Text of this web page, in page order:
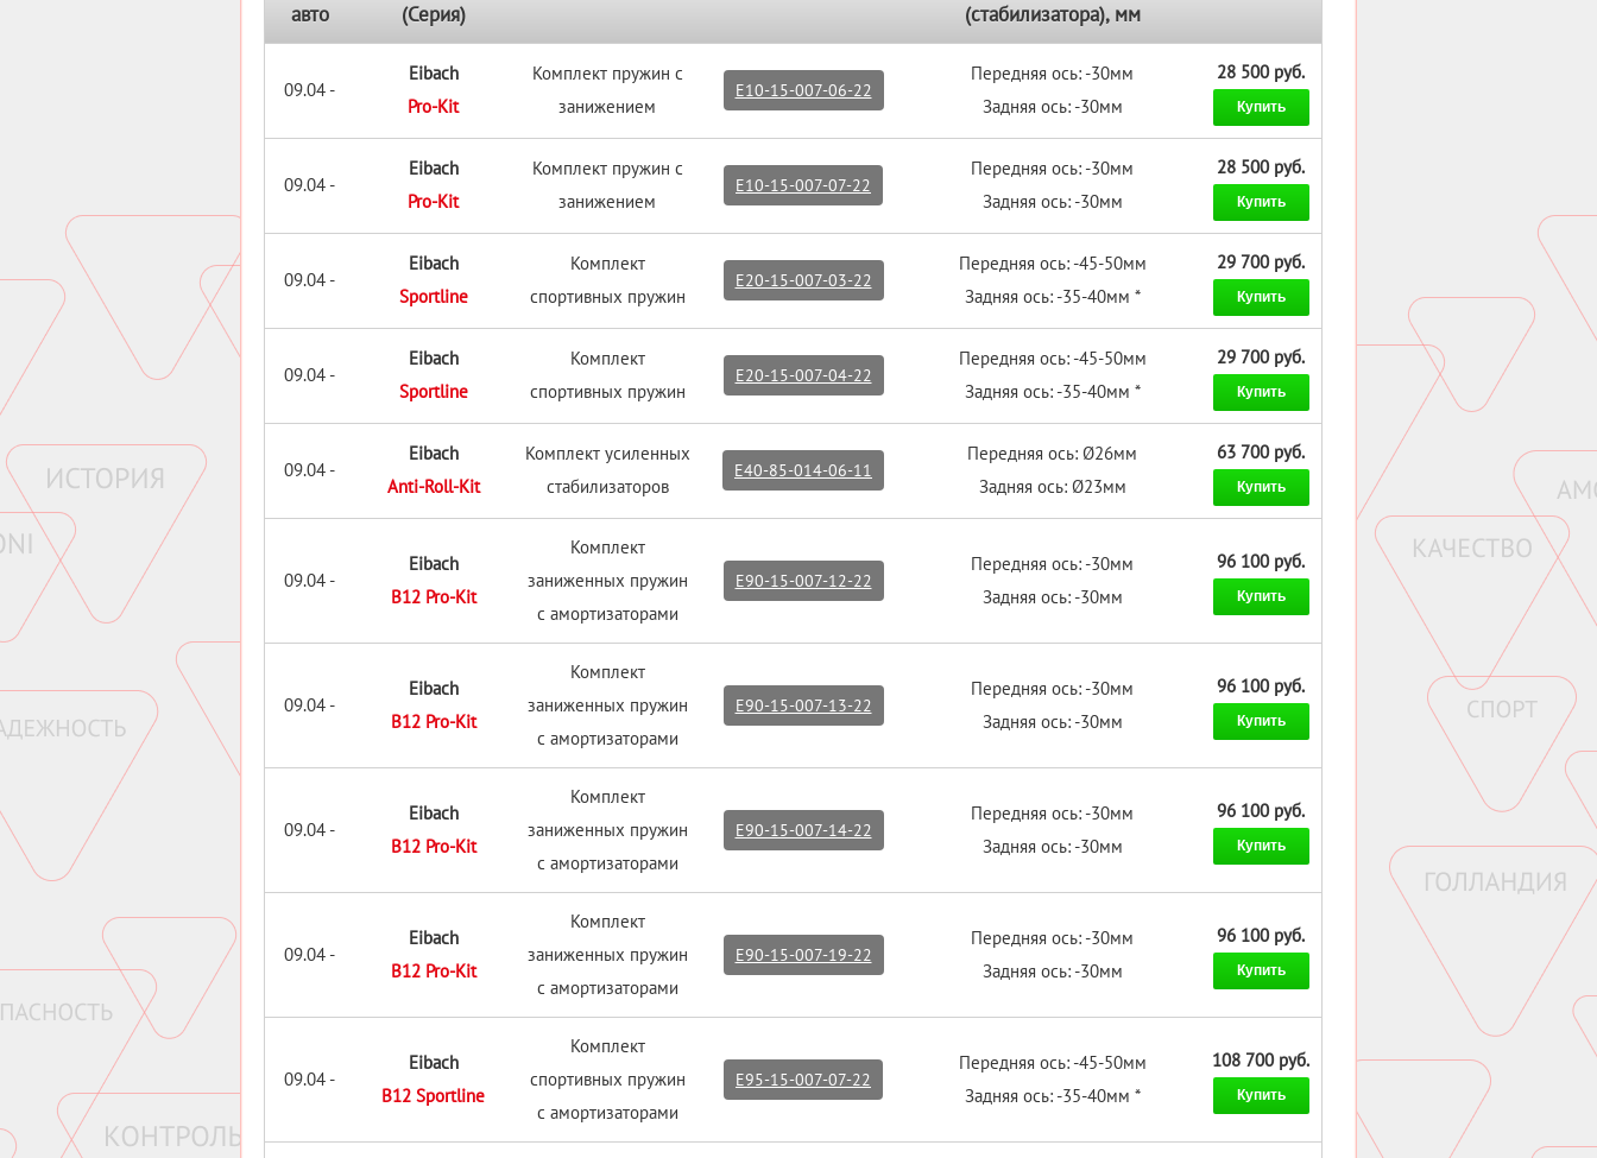
авто
(Серия)
(стабилизатора), мм
09.04 -
Eibach
Pro-Kit
Комплект пружин с
занижением
E10-15-007-06-22
Передняя ось: -30мм
Задняя ось: -30мм
28 500 руб.
Купить
09.04 -
Eibach
Pro-Kit
Комплект пружин с
занижением
E10-15-007-07-22
Передняя ось: -30мм
Задняя ось: -30мм
28 500 руб.
Купить
09.04 -
Eibach
Sportline
Комплект
спортивных пружин
E20-15-007-03-22
Передняя ось: -45-50мм
Задняя ось: -35-40мм *
29 700 руб.
Купить
09.04 -
Eibach
Sportline
Комплект
спортивных пружин
E20-15-007-04-22
Передняя ось: -45-50мм
Задняя ось: -35-40мм *
29 700 руб.
Купить
09.04 -
Eibach
Anti-Roll-Kit
Комплект усиленных
стабилизаторов
E40-85-014-06-11
Передняя ось: Ø26мм
Задняя ось: Ø23мм
63 700 руб.
Купить
09.04 -
Eibach
B12 Pro-Kit
Комплект
заниженных пружин
с амортизаторами
E90-15-007-12-22
Передняя ось: -30мм
Задняя ось: -30мм
96 100 руб.
Купить
09.04 -
Eibach
B12 Pro-Kit
Комплект
заниженных пружин
с амортизаторами
E90-15-007-13-22
Передняя ось: -30мм
Задняя ось: -30мм
96 100 руб.
Купить
09.04 -
Eibach
B12 Pro-Kit
Комплект
заниженных пружин
с амортизаторами
E90-15-007-14-22
Передняя ось: -30мм
Задняя ось: -30мм
96 100 руб.
Купить
09.04 -
Eibach
B12 Pro-Kit
Комплект
заниженных пружин
с амортизаторами
E90-15-007-19-22
Передняя ось: -30мм
Задняя ось: -30мм
96 100 руб.
Купить
09.04 -
Eibach
B12 Sportline
Комплект
спортивных пружин
с амортизаторами
E95-15-007-07-22
Передняя ось: -45-50мм
Задняя ось: -35-40мм *
108 700 руб.
Купить